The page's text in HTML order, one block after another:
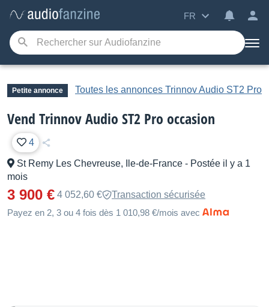
FR
Petite annonce Toutes les annonces Trinnov Audio ST2 Pro
Vend Trinnov Audio ST2 Pro occasion
4
St Remy Les Chevreuse, Ile-de-France - Postée il y a 1
mois
3 900 € 4 052,60 €
Transaction sécurisée
Payez en 2, 3 ou 4 fois dès 1 010,98 €/mois avec